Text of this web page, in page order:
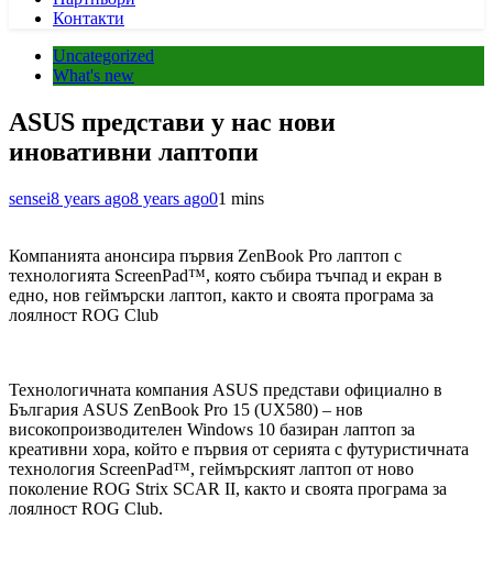
Контакти
Uncategorized
What's new
ASUS представи у нас нови
иновативни лаптопи
sensei8 years ago8 years ago01 mins
Компанията анонсира първия ZenBook Pro лаптоп с
технологията ScreenPad™, която събира тъчпад и екран в
едно, нов геймърски лаптоп, както и своята програма за
лоялност ROG Club
Технологичната компания ASUS представи официално в
България ASUS ZenBook Pro 15 (UX580) – нов
високопроизводителен Windows 10 базиран лаптоп за
креативни хора, който е първия от серията с футуристичната
технология ScreenPad™, геймърският лаптоп от ново
поколение ROG Strix SCAR II, както и своята програма за
лоялност ROG Club.